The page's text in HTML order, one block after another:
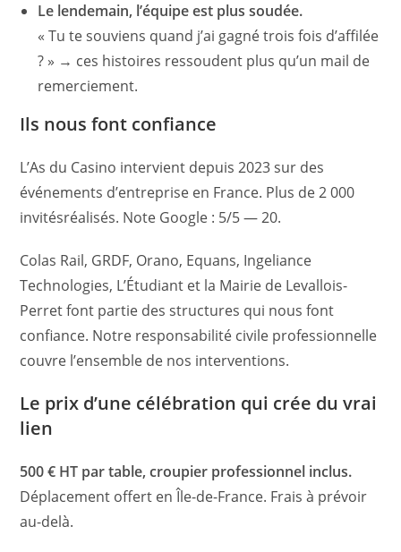
Le lendemain, l’équipe est plus soudée.
« Tu te souviens quand j’ai gagné trois fois d’affilée
? » → ces histoires ressoudent plus qu’un mail de
remerciement.
Ils nous font confiance
L’As du Casino intervient depuis 2023 sur des
événements d’entreprise en France. Plus de 2 000
invitésréalisés. Note Google : 5/5 — 20.
Colas Rail, GRDF, Orano, Equans, Ingeliance
Technologies, L’Étudiant et la Mairie de Levallois-
Perret font partie des structures qui nous font
confiance. Notre responsabilité civile professionnelle
couvre l’ensemble de nos interventions.
Le prix d’une célébration qui crée du vrai
lien
500 € HT par table, croupier professionnel inclus.
Déplacement offert en Île-de-France. Frais à prévoir
au-delà.